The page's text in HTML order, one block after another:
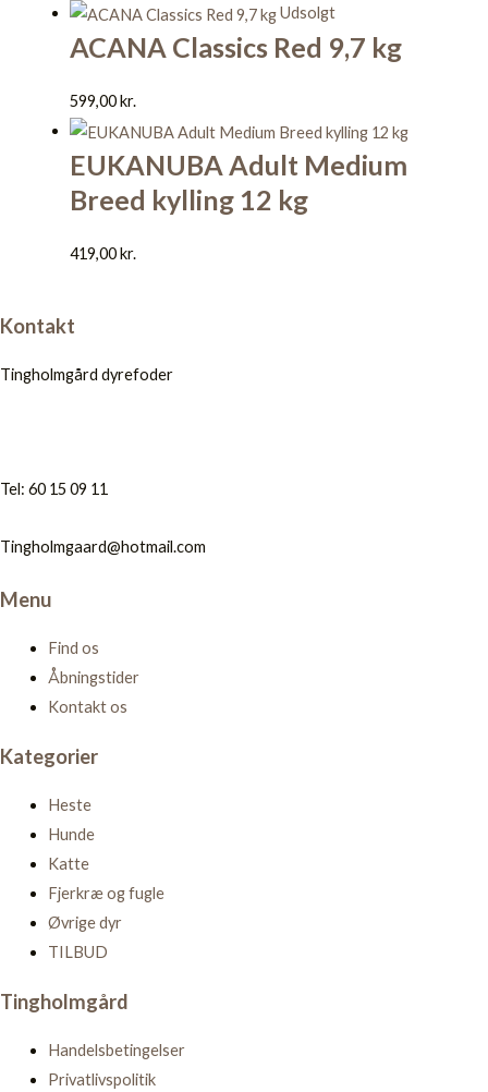
Udsolgt
ACANA Classics Red 9,7 kg
599,00kr.
EUKANUBA Adult Medium
Breed kylling 12 kg
419,00kr.
Kontakt
Tingholmgård dyrefoder
Tel: 60 15 09 11
Tingholmgaard@hotmail.com
Menu
Find os
Åbningstider
Kontakt os
Kategorier
Heste
Hunde
Katte
Fjerkræ og fugle
Øvrige dyr
TILBUD
Tingholmgård
Handelsbetingelser
Privatlivspolitik